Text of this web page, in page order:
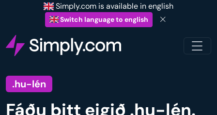
Simply.com is available in english
Switch language to english
.hu-lén
Fáðu þitt eigið .hu-lén.